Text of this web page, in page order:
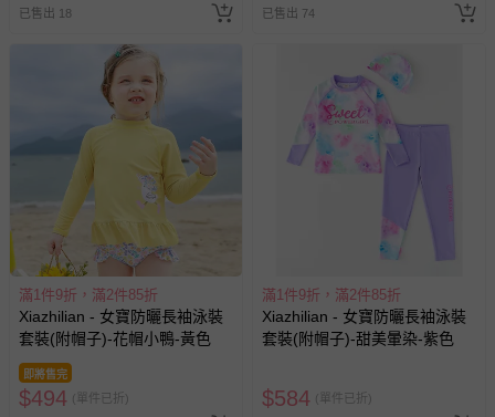
已售出 18 已售出 74
滿1件9折，滿2件85折
Xiazhilian - 女寶防曬長袖泳裝
套裝(附帽子)-花帽小鴨-黃色
即將售完
$494 (單件已折)
滿1件9折，滿2件85折
Xiazhilian - 女寶防曬長袖泳裝
套裝(附帽子)-甜美暈染-紫色
$584 (單件已折)